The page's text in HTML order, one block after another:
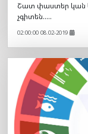
Շատ փաստեր կան
չգիտեն.....
02:00:00 08.02-2019